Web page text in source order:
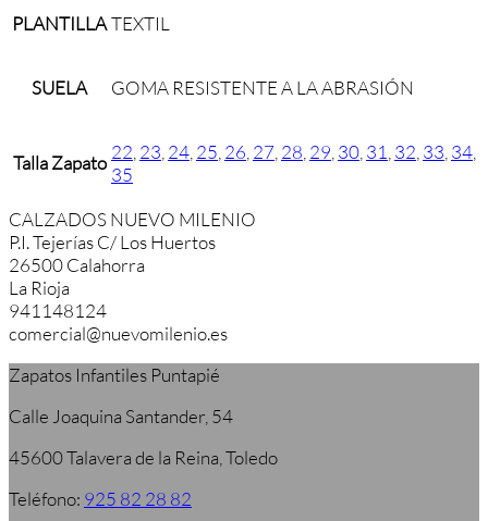
PLANTILLATEXTIL
SUELA GOMA RESISTENTE A LA ABRASIÓN
Talla Zapato 22 23 24 25 26 27 28 29 30 31 32 33 34
35
CALZADOS NUEVO MILENIO
P.I. Tejerías C/ Los Huertos
26500 Calahorra
La Rioja
941148124
comercial@nuevomilenio.es
Zapatos Infantiles Puntapié
Calle Joaquina Santander, 54
45600 Talavera de la Reina, Toledo
Teléfono: 925 82 28 82